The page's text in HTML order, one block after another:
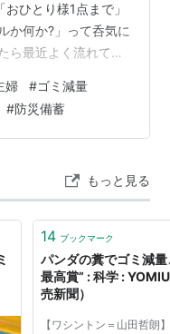
ひとり様1点まで」
か何か?」って呑気に
ら最近よく流れてい
ね。 中東から原油
の棚にまで来てる
した。 仲良しのおば
ら顔なじみのパート
婦 #ゴミ減量
#防災備蓄
もっと見る
14 ブックマーク
パンダの糞でゴミ減
最高賞” : 科学 :
売新聞）
【ワシントン＝山田哲朗